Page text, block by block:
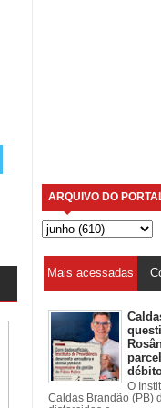
ARQUIVO DO
Mais acessadas
O
Caldas Brandão (PB)